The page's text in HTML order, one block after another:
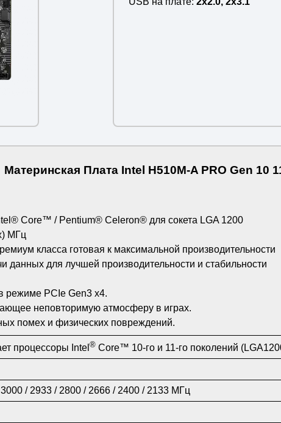
Материнская Плата Intel H510M-A PRO Gen 10
Core™ / Pentium® Celeron® для сокета LGA 1200
МГц
класса готовая к максимальной производительности
данных для лучшей производительности и стабильности
режиме PCIe Gen3 x4.
неповторимую атмосферу в играх.
помех и физических повреждений.
процессоры Intel ®Core™ 10-го и 11-го поколений
/ 2933 / 2800 / 2666 / 2400 / 2133 МГц